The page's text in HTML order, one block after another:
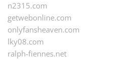
n2315.com
getwebonline.com
onlyfansheaven.com
lky08.com
ralph-fiennes.net